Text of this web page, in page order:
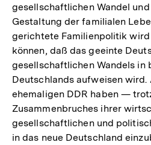
gesellschaftlichen Wandel
Gestaltung der familialen
gerichtete Familienpolitik wird
können, daß das geeinte
gesellschaftlichen Wandels in
Deutschlands aufweisen wird.
ehemaligen DDR haben —
Zusammenbruches ihrer
gesellschaftlichen und
in das neue Deutschland